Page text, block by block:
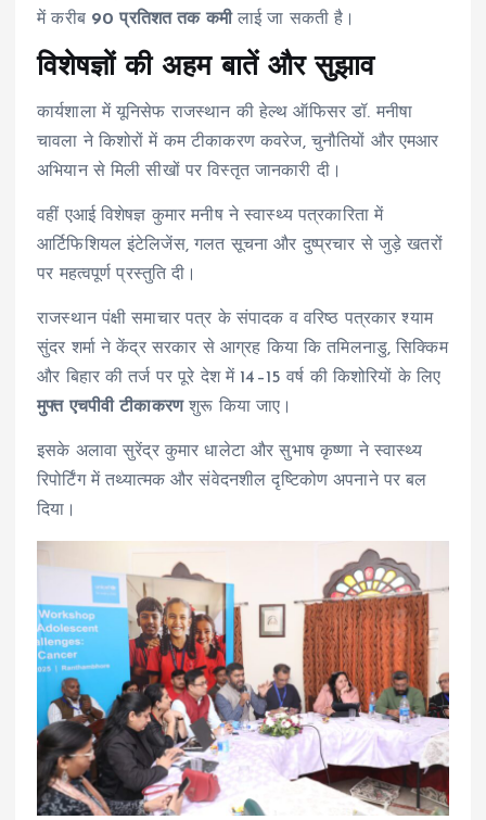
में करीब 90 प्रतिशत तक कमीलाई जा सकती है।
विशेषज्ञों की अहम बातें और सुझाव
कार्यशाला में यूनिसेफ राजस्थान की हेल्थ ऑफिसर डॉ. मनीषा
चावला ने किशोरों में कम टीकाकरण कवरेज, चुनौतियों और एमआर
अभियान से मिली सीखों पर विस्तृत जानकारी दी।
वहीं एआई विशेषज्ञ कुमार मनीष ने स्वास्थ्य पत्रकारिता में
आर्टिफिशियल इंटेलिजेंस, गलत सूचना और दुष्प्रचार से जुड़े खतरों
पर महत्वपूर्ण प्रस्तुति दी।
राजस्थान पंक्षी समाचार पत्र के संपादक व वरिष्ठ पत्रकार श्याम
सुंदर शर्मा ने केंद्र सरकार से आग्रह किया कि तमिलनाडु, सिक्किम
और बिहार की तर्ज पर पूरे देश में 14–15 वर्ष की किशोरियों के लिए
मुफ्त एचपीवी टीकाकरणशुरू किया जाए।
इसके अलावा सुरेंद्र कुमार धालेटा और सुभाष कृष्णा ने स्वास्थ्य
रिपोर्टिंग में तथ्यात्मक और संवेदनशील दृष्टिकोण अपनाने पर बल
दिया।